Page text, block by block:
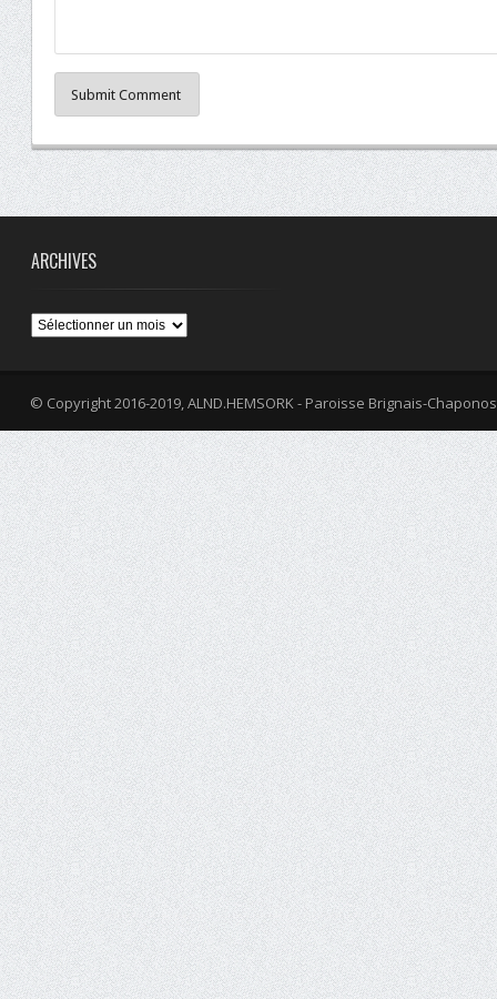
Submit Comment
ARCHIVES
Archives
© Copyright 2016-2019, ALND.HEMSORK - Paroisse Brignais-